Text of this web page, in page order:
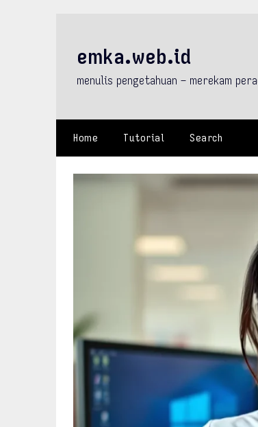
emka.web.id
menulis pengetahuan – merekam
Home Tutorial Search